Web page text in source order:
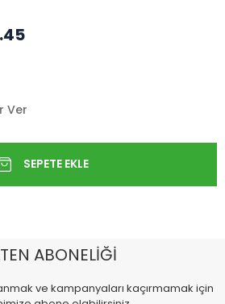
Ver
ABONELİĞİ
ve kampanyaları kaçırmamak için